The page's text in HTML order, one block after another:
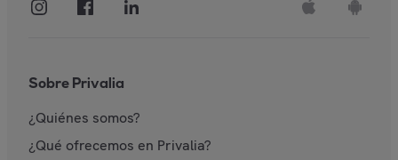
Sobre Privalia
¿Quiénes somos?
¿Qué ofrecemos en Privalia?